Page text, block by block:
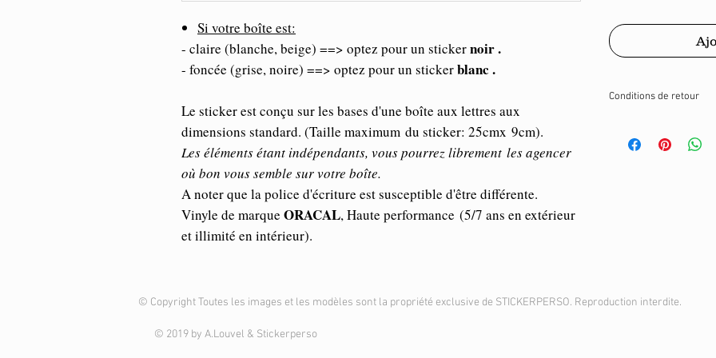
Si votre boîte est:
- claire (blanche, beige) ==> optez pour un stickernoir .
- foncée (grise, noire) ==> optez pour un stickerblanc .
Le sticker est conçu sur les bases d'une boîte aux lettres aux
dimensions standard. (Taille maximum du sticker: 25cmx 9cm).
Les éléments étant indépendants, vous pourrez librement les agencer
où bon vous semble sur votre boîte.
A noter que la police d'écriture est susceptible d'être différente.
Vinyle de marque ORACAL, Haute performance (5/7 ans en extérieur
et illimité en intérieur).
Conditions de retour
Consommation, le
© Copyright Toutes les images et les modèles sont la propriété exclusive de STICKERPERSO. Reproduction interdite.
© 2019 by A.Louvel & Stickerperso